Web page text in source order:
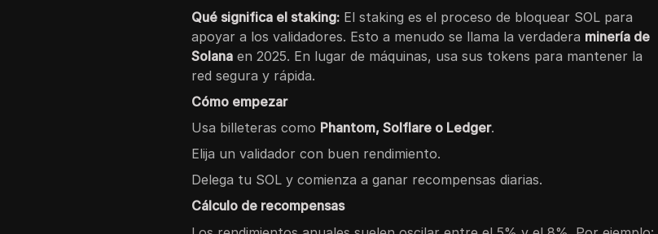
Qué significa el staking: El staking es el proceso de bloquear SOL para
apoyar a los validadores. Esto a menudo se llama la verdadera minería de
Solana en 2025. En lugar de máquinas, usa sus tokens para mantener la
red segura y rápida.
Cómo empezar
Usa billeteras como Phantom, Solflare o Ledger.
Elija un validador con buen rendimiento.
Delega tu SOL y comienza a ganar recompensas diarias.
Cálculo de recompensas